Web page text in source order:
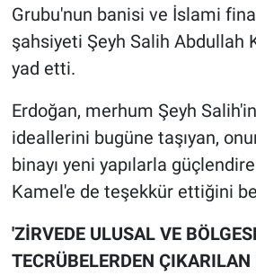
Grubu'nun banisi ve İslami
şahsiyeti Şeyh Salih Abdullah
yad etti.
Erdoğan, merhum Şeyh
ideallerini bugüne taşıyan,
binayı yeni yapılarla
Kamel'e de teşekkür ettiğini
'ZİRVEDE ULUSAL VE
TECRÜBELERDEN ÇIKARILAN